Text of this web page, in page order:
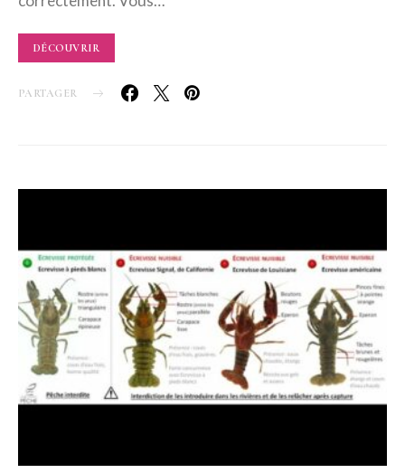
DÉCOUVRIR
PARTAGER